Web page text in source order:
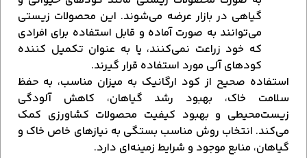
گیاهی در بازار عرضه می‌شوند. این محصولات زیستی
می‌توانند به صورت آماده و قابل استفاده برای افرادی
که خود زراعت نمی‌کنند، یا به عنوان تکمیل کننده
کودهای آلی مورد استفاده قرار گیرند.
استفاده صحیح از کود ارگانیک به میزان مناسب، به حفظ
سلامت خاک، بهبود رشد گیاهان، کاهش آلودگی
زیست‌محیطی و بهبود کیفیت محصولات کشاورزی کمک
می‌کند. انتخاب روش مناسب بستگی به نیازهای خاص خاک و
گیاهان، منابع موجود و شرایط زمینه‌ای دارد.